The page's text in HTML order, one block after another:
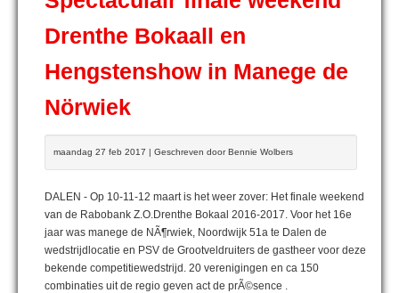
Drenthe Bokaall en
Hengstenshow in Manege de
Nörwiek
maandag 27 feb 2017 | Geschreven door Bennie Wolbers
DALEN - Op 10-11-12 maart is het weer zover: Het finale weekend
van de Rabobank Z.O.Drenthe Bokaal 2016-2017. Voor het 16e
jaar was manege de NÃ¶rwiek, Noordwijk 51a te Dalen de
wedstrijdlocatie en PSV de Grootveldruiters de gastheer voor deze
bekende competitiewedstrijd. 20 verenigingen en ca 150
combinaties uit de regio geven act de prÃ©sence .